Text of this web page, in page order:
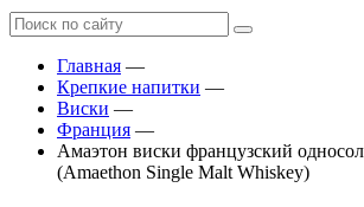
Главная —
Крепкие напитки —
Виски —
Франция —
Амаэтон виски французский
(Amaethon Single Malt Whiskey)